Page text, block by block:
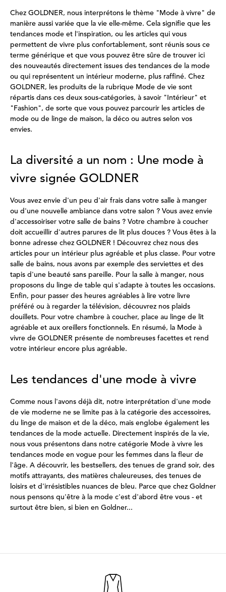
Chez GOLDNER, nous interprétons le thème "Mode à vivre" de
manière aussi variée que la vie elle-même. Cela signifie que les
tendances mode et l'inspiration, ou les articles qui vous
permettent de vivre plus confortablement, sont réunis sous ce
terme générique et que vous pouvez être sûre de trouver ici
des nouveautés directement issues des tendances de la mode
ou qui représentent un intérieur moderne, plus raffiné. Chez
GOLDNER, les produits de la rubrique Mode de vie sont
répartis dans ces deux sous-catégories, à savoir "Intérieur" et
"Fashion", de sorte que vous pouvez parcourir les articles de
mode ou de linge de maison, la déco ou autres selon vos
envies.
La diversité a un nom : Une mode à
vivre signée GOLDNER
Vous avez envie d'un peu d'air frais dans votre salle à manger
ou d'une nouvelle ambiance dans votre salon ? Vous avez envie
d'accessoiriser votre salle de bains ? Votre chambre à coucher
doit accueillir d'autres parures de lit plus douces ? Vous êtes à la
bonne adresse chez GOLDNER ! Découvrez chez nous des
articles pour un intérieur plus agréable et plus classe. Pour votre
salle de bains, nous avons par exemple des serviettes et des
tapis d'une beauté sans pareille. Pour la salle à manger, nous
proposons du linge de table qui s'adapte à toutes les occasions.
Enfin, pour passer des heures agréables à lire votre livre
préféré ou à regarder la télévision, découvrez nos plaids
douillets. Pour votre chambre à coucher, place au linge de lit
agréable et aux oreillers fonctionnels. En résumé, la Mode à
vivre de GOLDNER présente de nombreuses facettes et rend
votre intérieur encore plus agréable.
Les tendances d'une mode à vivre
Comme nous l'avons déjà dit, notre interprétation d'une mode
de vie moderne ne se limite pas à la catégorie des accessoires,
du linge de maison et de la déco, mais englobe également les
tendances de la mode actuelle. Directement inspirés de la vie,
nous vous présentons dans notre catégorie Mode à vivre les
tendances mode en vogue pour les femmes dans la fleur de
l'âge. A découvrir, les bestsellers, des tenues de grand soir, des
motifs attrayants, des matières chaleureuses, des tenues de
loisirs et d'irrésistibles nuances de bleu. Parce que chez Goldner
nous pensons qu'être à la mode c'est d'abord être vous - et
surtout être bien, si bien en Goldner...